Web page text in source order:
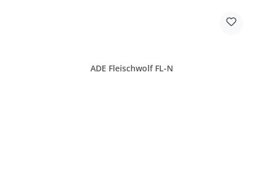
ADE Fleischwolf FL-N